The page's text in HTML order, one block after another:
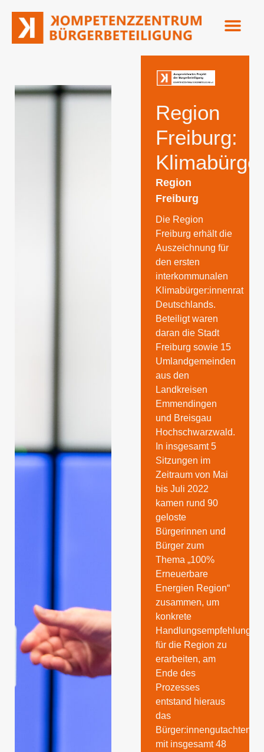
Region
Freiburg:
Region
Freiburg
Die Region
Freiburg erhält die
Auszeichnung für
den ersten
interkommunalen
Klimabürger:innenrat
Deutschlands.
Beteiligt waren
daran die Stadt
Freiburg sowie 15
Umlandgemeinden
aus den
Landkreisen
Emmendingen
und Breisgau
Hochschwarzwald.
In insgesamt 5
Sitzungen im
Zeitraum von Mai
bis Juli 2022
kamen rund 90
geloste
Bürgerinnen und
Bürger zum
Thema „100%
Erneuerbare
Energien Region“
zusammen, um
konkrete
Handlungsempfehlungen
für die Region zu
erarbeiten, am
Ende des
Prozesses
entstand hieraus
das
Bürger:innengutachten
mit insgesamt 48